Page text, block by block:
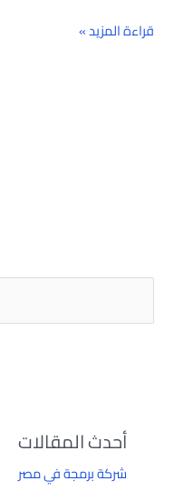
قراءة المزيد »
أحدث المقالات
شركة برمجة في مصر